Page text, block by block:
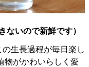
ないので新鮮です）
生長過程が毎日楽し
物がかわいらしく愛